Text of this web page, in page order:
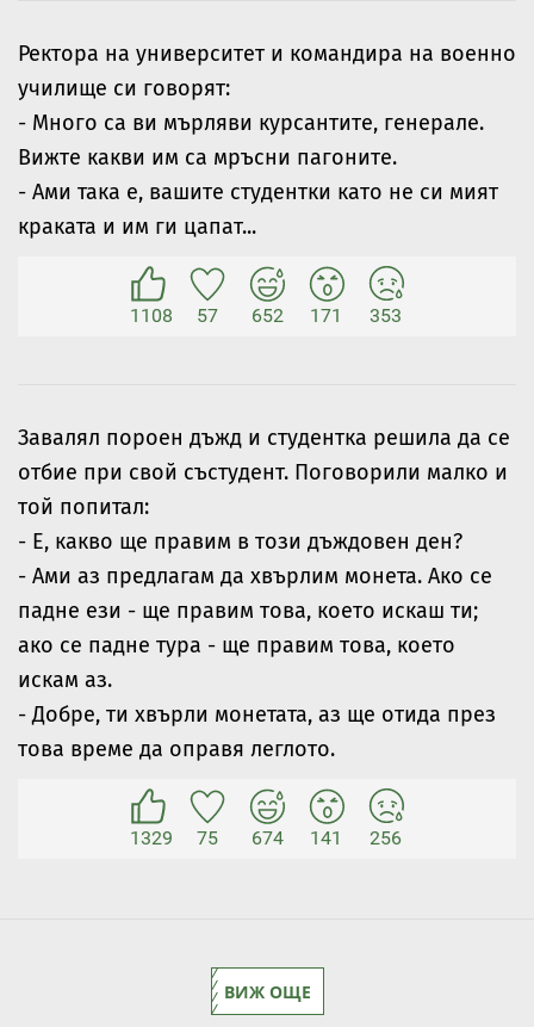
Ректора на университет и командира на военно
училище си говорят:
- Много са ви мърляви курсантите, генерале.
Вижте какви им са мръсни пагоните.
- Ами така е, вашите студентки като не си мият
краката и им ги цапат...
1108 57 652 171 353
Завалял пороен дъжд и студентка решила да се
отбие при свой състудент. Поговорили малко и
той попитал:
- Е, какво ще правим в този дъждовен ден?
- Ами аз предлагам да хвърлим монета. Ако се
падне ези - ще правим това, което искаш ти;
ако се падне тура - ще правим това, което
искам аз.
- Добре, ти хвърли монетата, аз ще отида през
това време да оправя леглото.
1329 75 674 141 256
ВИЖ ОЩЕ